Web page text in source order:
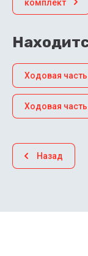
комплект
Ходовая часть
Ходовая
Назад